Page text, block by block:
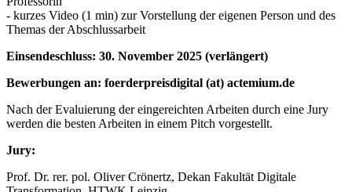
- kurzes Video (1 min) zur Vorstellung der eigenen Person und des
Themas der Abschlussarbeit
Einsendeschluss: 30. November 2025 (verlängert)
Bewerbungen an: foerderpreisdigital (at) actemium.de
Nach der Evaluierung der eingereichten Arbeiten durch eine Jury
werden die besten Arbeiten in einem Pitch vorgestellt.
Jury:
Prof. Dr. rer. pol. Oliver Crönertz, Dekan Fakultät Digitale